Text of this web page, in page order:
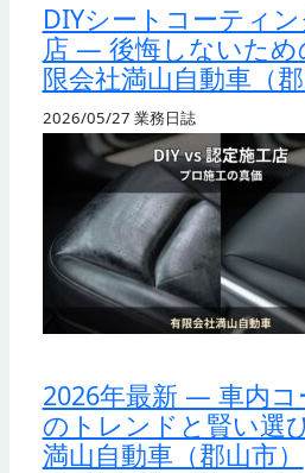
DIYシートコーティ
店 — 後悔しないため
限会社満山自動車（郡
2026/05/27 業務日誌
2026年最新 — 車内
のトレンドと賢い選
満山自動車（郡山市）